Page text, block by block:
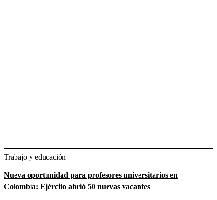
Trabajo y educación
Nueva oportunidad para profesores universitarios en
Colombia: Ejército abrió 50 nuevas vacantes